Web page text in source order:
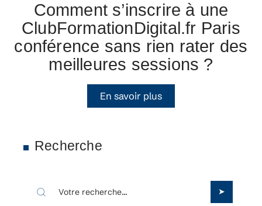
Comment s’inscrire à une
ClubFormationDigital.fr Paris
conférence sans rien rater des
meilleures sessions ?
En savoir plus
Recherche